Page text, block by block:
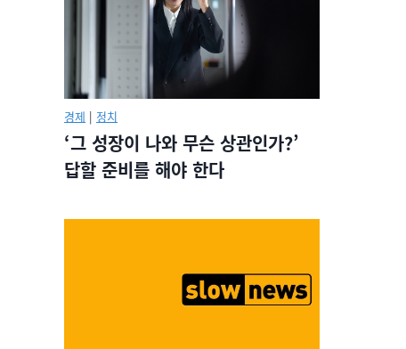
경제 | 정치
‘그 성장이 나와 무슨 상관인가?’
답할 준비를 해야 한다